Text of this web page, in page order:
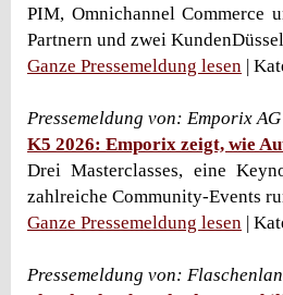
PIM, Omnichannel Commerce
Partnern und zwei
Ganze Pressemeldung lesen |
Pressemeldung von: Emporix
K5 2026: Emporix zeigt, wie
Drei Masterclasses, eine
zahlreiche Community-Events
Ganze Pressemeldung lesen |
Pressemeldung von: